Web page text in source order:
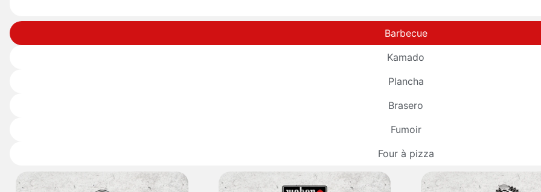
Barbecue
Kamado
Plancha
Brasero
Fumoir
Four à pizza